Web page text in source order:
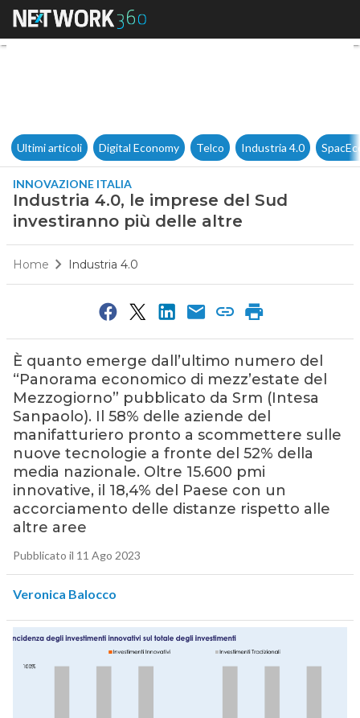
Industria 4.0, le imprese del
Ultimi articoli Digital Economy Telco Industria 4.0
INNOVAZIONE ITALIA
Industria 4.0, le imprese del Sud
investiranno più delle altre
Home Industria 4.0
È quanto emerge dall’ultimo numero del
“Panorama economico di mezz’estate del
Mezzogiorno” pubblicato da Srm (Intesa
Sanpaolo). Il 58% delle aziende del
manifatturiero pronto a scommettere sulle
nuove tecnologie a fronte del 52% della
media nazionale. Oltre 15.600 pmi
innovative, il 18,4% del Paese con un
accorciamento delle distanze rispetto alle
altre aree
Pubblicato il 11 Ago 2023
Veronica Balocco